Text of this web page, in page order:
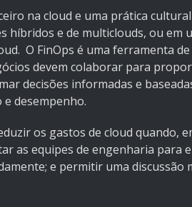
na cloud e uma prática
híbridos e de multiclouds, ou em
O FinOps é uma ferramenta
devem colaborar para
decisões informadas e
desempenho.
os gastos de cloud quando,
as equipes de engenharia para
e permitir uma discussão